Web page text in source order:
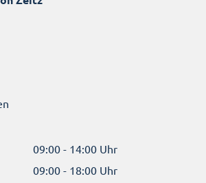
09:00 - 14:00 Uhr
09:00 - 18:00 Uhr